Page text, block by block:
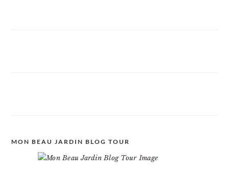
MON BEAU JARDIN BLOG TOUR